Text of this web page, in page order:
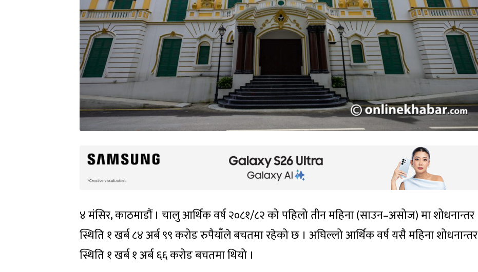
४ मंसिर, काठमाडौं । चालु आर्थिक वर्ष २०८१/८२ को पहिलो तीन महिना (साउन–असोज) मा शोधनान्तर
स्थिति १ खर्ब ८४ अर्ब ९९ करोड रुपैयाँले बचतमा रहेको छ । अघिल्लो आर्थिक वर्ष यसै महिना शोधनान्तर
स्थिति १ खर्ब १ अर्ब ६६ करोड बचतमा थियो ।